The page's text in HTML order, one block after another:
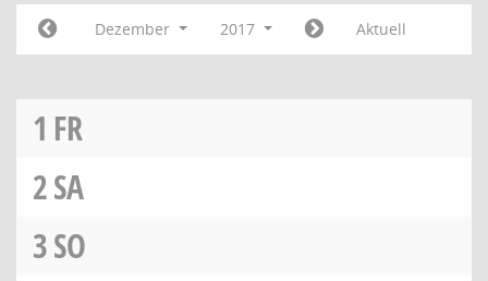
Dezember 2017 Aktuell
1 FR
2SA
3SO